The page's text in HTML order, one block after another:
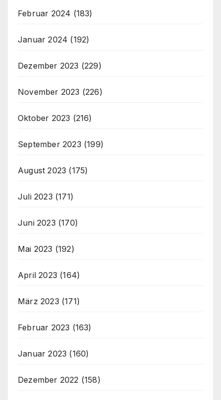
Februar 2024 (183)
Januar 2024 (192)
Dezember 2023 (229)
November 2023 (226)
Oktober 2023 (216)
September 2023 (199)
August 2023 (175)
Juli 2023 (171)
Juni 2023 (170)
Mai 2023 (192)
April 2023 (164)
März 2023 (171)
Februar 2023 (163)
Januar 2023 (160)
Dezember 2022 (158)